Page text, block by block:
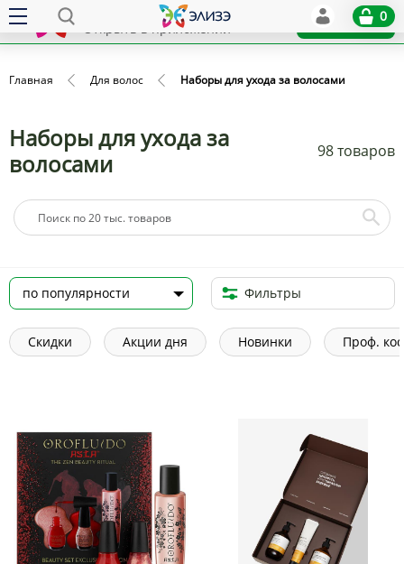
x
Открыть в приложении
Установить
0
Главная Для волос Наборы для ухода за волосами
Наборы для ухода за
волосами
98 товаров
Фильтры
Скидки Акции дня Новинки Проф.